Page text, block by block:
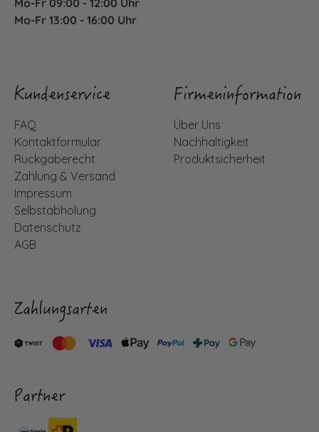
Mo-Fr 09:00 - 12:00 Uhr
Mo-Fr 13:00 - 16:00 Uhr
Kundenservice
FAQ
Kontaktformular
Rückgaberecht
Zahlung & Versand
Impressum
Selbstabholung
Datenschutz
AGB
Firmeninformation
Über Uns
Nachhaltigkeit
Produktsicherheit
Zahlungsarten
Partner